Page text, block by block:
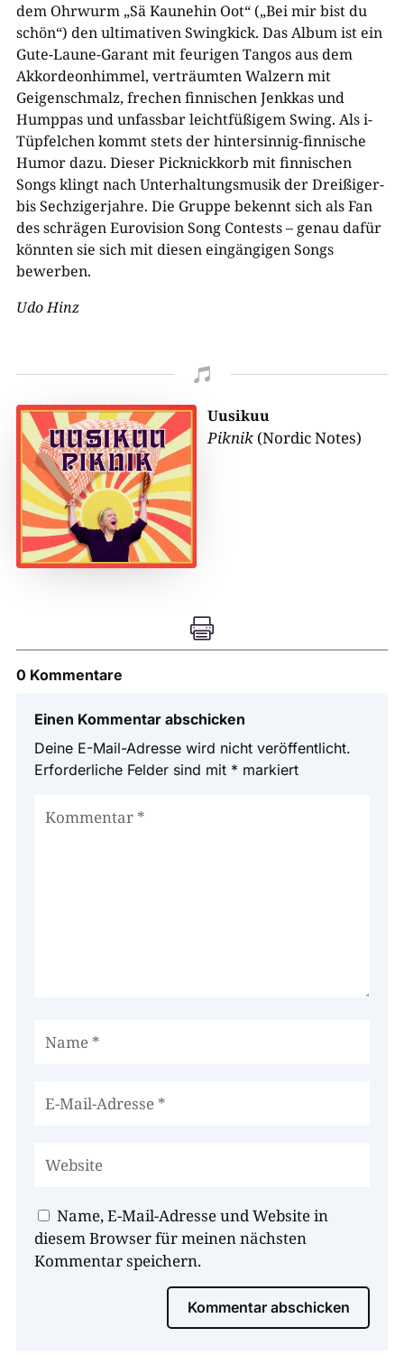
dem Ohrwurm „Sä Kaunehin Oot“ („Bei mir bist du
schön“) den ultimativen Swingkick. Das Album ist ein
Gute-Laune-Garant mit feurigen Tangos aus dem
Akkordeonhimmel, verträumten Walzern mit
Geigenschmalz, frechen finnischen Jenkkas und
Humppas und unfassbar leichtfüßigem Swing. Als i-
Tüpfelchen kommt stets der hintersinnig-finnische
Humor dazu. Dieser Picknickkorb mit finnischen
Songs klingt nach Unterhaltungsmusik der Dreißiger-
bis Sechzigerjahre. Die Gruppe bekennt sich als Fan
des schrägen Eurovision Song Contests – genau dafür
könnten sie sich mit diesen eingängigen Songs
bewerben.
Udo Hinz

Uusikuu
Piknik (Nordic Notes)

0 Kommentare
Einen Kommentar abschicken
Deine E-Mail-Adresse wird nicht veröffentlicht.
Erforderliche Felder sind mit * markiert
Name, E-Mail-Adresse und Website in
diesem Browser für meinen nächsten
Kommentar speichern.
Kommentar abschicken